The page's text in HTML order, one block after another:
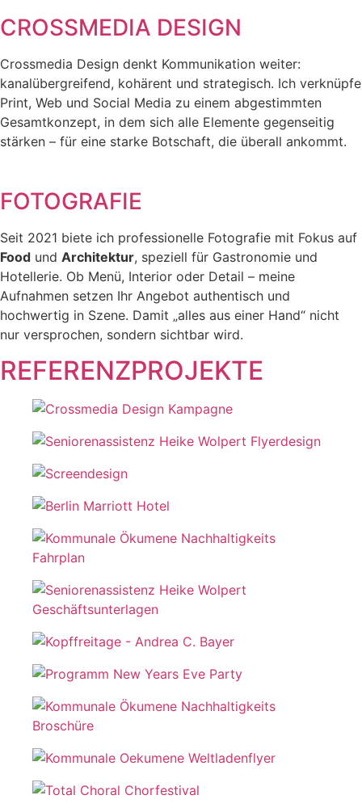
CROSSMEDIA DESIGN
Crossmedia Design denkt Kommunikation weiter:
kanalübergreifend, kohärent und strategisch. Ich verknüpfe
Print, Web und Social Media zu einem abgestimmten
Gesamtkonzept, in dem sich alle Elemente gegenseitig
stärken – für eine starke Botschaft, die überall ankommt.
FOTOGRAFIE
Seit 2021 biete ich professionelle Fotografie mit Fokus auf
Food und Architektur, speziell für Gastronomie und
Hotellerie. Ob Menü, Interior oder Detail – meine
Aufnahmen setzen Ihr Angebot authentisch und
hochwertig in Szene. Damit „alles aus einer Hand“ nicht
nur versprochen, sondern sichtbar wird.
REFERENZPROJEKTE